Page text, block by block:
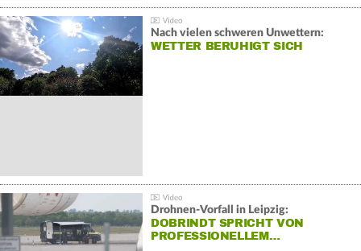
Nach vielen schweren Unwettern:
WETTER BERUHIGT SICH
Drohnen-Vorfall in Leipzig:
DOBRINDT SPRICHT VON
PROFESSIONELLEM…